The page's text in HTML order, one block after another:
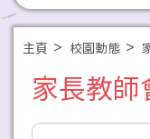
主頁 校園動態
家長教師